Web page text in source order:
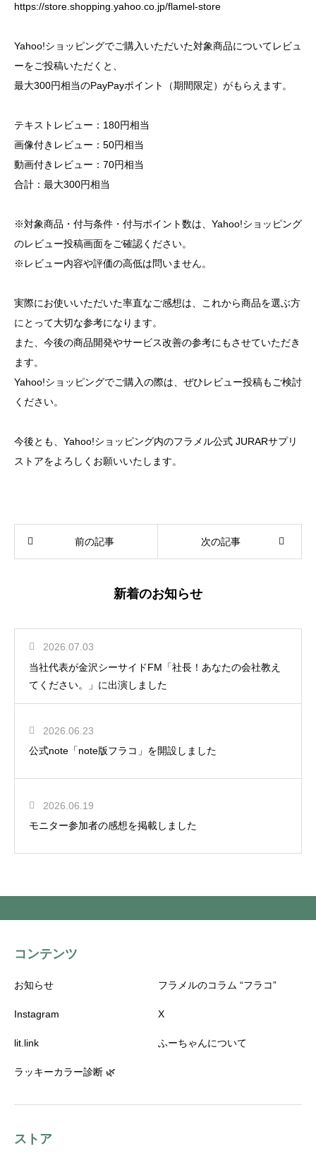
https://store.shopping.yahoo.co.jp/flamel-store
Yahoo!ショッピングでご購入いただいた対象商品についてレビュ
ーをご投稿いただくと、
最大300円相当のPayPayポイント（期間限定）がもらえます。
テキストレビュー：180円相当
画像付きレビュー：50円相当
動画付きレビュー：70円相当
合計：最大300円相当
※対象商品・付与条件・付与ポイント数は、Yahoo!ショッピング
のレビュー投稿画面をご確認ください。
※レビュー内容や評価の高低は問いません。
実際にお使いいただいた率直なご感想は、これから商品を選ぶ方
にとって大切な参考になります。
また、今後の商品開発やサービス改善の参考にもさせていただき
ます。
Yahoo!ショッピングでご購入の際は、ぜひレビュー投稿もご検討
ください。
今後とも、Yahoo!ショッピング内のフラメル公式 JURARサプリ
ストアをよろしくお願いいたします。
前の記事 次の記事
新着のお知らせ
2026.07.03
当社代表が金沢シーサイドFM「社長！あなたの会社教え
てください。」に出演しました
2026.06.23
公式note「note版フラコ」を開設しました
2026.06.19
モニター参加者の感想を掲載しました
コンテンツ
お知らせ フラメルのコラム “フラコ”
Instagram X
lit.link ふーちゃんについて
ラッキーカラー診断 🌿
ストア